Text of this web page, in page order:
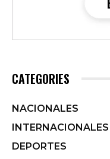
CATEGORIES
NACIONALES
INTERNACIONALES
DEPORTES